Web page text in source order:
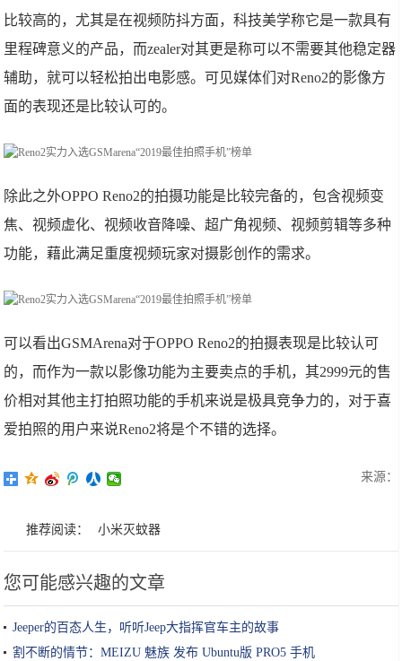
比较高的，尤其是在视频防抖方面，科技美学称它是一款具有
里程碑意义的产品，而zealer对其更是称可以不需要其他稳定器
辅助，就可以轻松拍出电影感。可见媒体们对Reno2的影像方
面的表现还是比较认可的。
除此之外OPPO Reno2的拍摄功能是比较完备的，包含视频变
焦、视频虚化、视频收音降噪、超广角视频、视频剪辑等多种
功能，藉此满足重度视频玩家对摄影创作的需求。
可以看出GSMArena对于OPPO Reno2的拍摄表现是比较认可
的，而作为一款以影像功能为主要卖点的手机，其2999元的售
价相对其他主打拍照功能的手机来说是极具竞争力的，对于喜
爱拍照的用户来说Reno2将是个不错的选择。
来源：
推荐阅读： 小米灭蚊器
您可能感兴趣的文章
Jeeper的百态人生，听听Jeep大指挥官车主的故事
割不断的情节：MEIZU 魅族 发布 Ubuntu版 PRO5 手机